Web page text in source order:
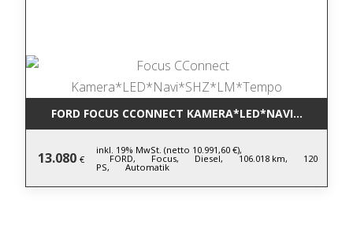
FORD FOCUS CCONNECT
13.080 €
inkl. 19% MwSt. (netto 10.991,60 €),
FORD, Focus, Diesel, 106.018 km, 120
PS, Automatik